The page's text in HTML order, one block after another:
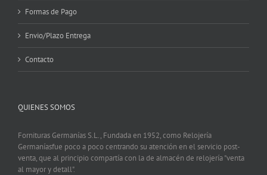
Formas de Pago
Envio/Plazo Entrega
Contacto
QUIENES SOMOS
Fornituras Germanías S.L., Fundada en 1952, como Relojería
Germaníasfue poco a poco centrando su atención en el servicio post-
venta, que al principio compartía con la de almacén de relojería "venta
al mayor y detall".